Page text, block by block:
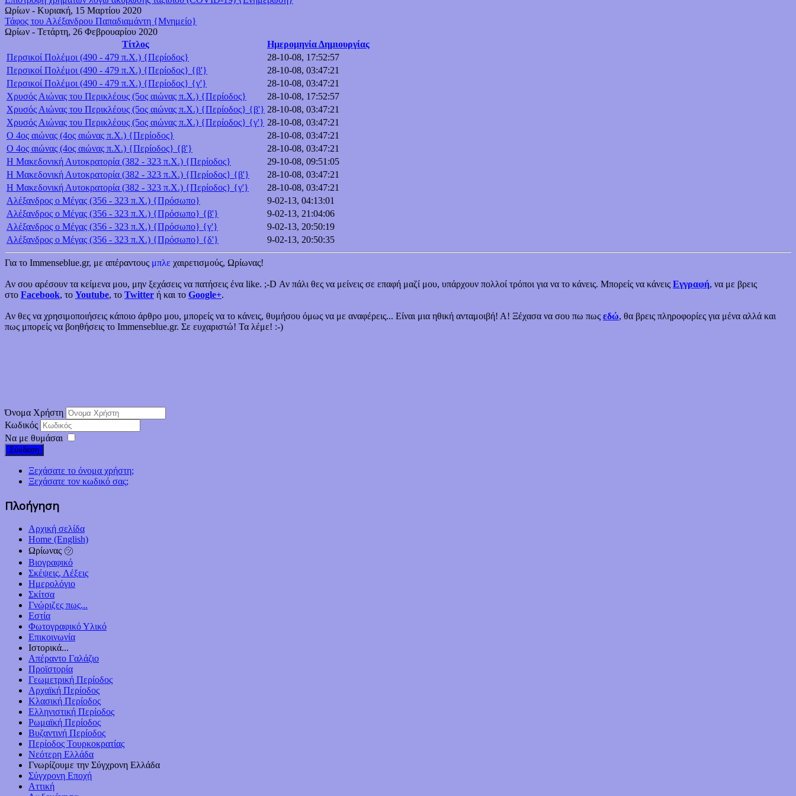
Ωρίων - Κυριακή, 15 Μαρτίου 2020
Τάφος του Αλέξανδρου Παπαδιαμάντη {Μνημείο}
Ωρίων - Τετάρτη, 26 Φεβρουαρίου 2020
Τίτλος
Ημερομηνία Δημιουργίας
Περσικοί Πολέμοι (490 - 479 π.Χ.) {Περίοδος}
28-10-08, 17:52:57
Περσικοί Πολέμοι (490 - 479 π.Χ.) {Περίοδος} {β'}
28-10-08, 03:47:21
Περσικοί Πολέμοι (490 - 479 π.Χ.) {Περίοδος} {γ'}
28-10-08, 03:47:21
Χρυσός Αιώνας του Περικλέους (5ος αιώνας π.Χ.) {Περίοδος}
28-10-08, 17:52:57
Χρυσός Αιώνας του Περικλέους (5ος αιώνας π.Χ.) {Περίοδος} {β'} 28-10-08, 03:47:21
Χρυσός Αιώνας του Περικλέους (5ος αιώνας π.Χ.) {Περίοδος} {γ'} 28-10-08, 03:47:21
Ο 4ος αιώνας (4ος αιώνας π.Χ.) {Περίοδος}
28-10-08, 03:47:21
Ο 4ος αιώνας (4ος αιώνας π.Χ.) {Περίοδος} {β'}
28-10-08, 03:47:21
Η Μακεδονική Αυτοκρατορία (382 - 323 π.Χ.) {Περίοδος}
29-10-08, 09:51:05
Η Μακεδονική Αυτοκρατορία (382 - 323 π.Χ.) {Περίοδος} {β'}
28-10-08, 03:47:21
Η Μακεδονική Αυτοκρατορία (382 - 323 π.Χ.) {Περίοδος} {γ'}
28-10-08, 03:47:21
Αλέξανδρος ο Μέγας (356 - 323 π.Χ.) {Πρόσωπο}
9-02-13, 04:13:01
Αλέξανδρος ο Μέγας (356 - 323 π.Χ.) {Πρόσωπο} {β'}
9-02-13, 21:04:06
Αλέξανδρος ο Μέγας (356 - 323 π.Χ.) {Πρόσωπο} {γ'}
9-02-13, 20:50:19
Αλέξανδρος ο Μέγας (356 - 323 π.Χ.) {Πρόσωπο} {δ'}
9-02-13, 20:50:35
Για το Immenseblue.gr, με απέραντους μπλε χαιρετισμούς, Ωρίωνας!
Αν σου αρέσουν τα κείμενα μου, μην ξεχάσεις να πατήσεις ένα like. ;-D Αν πάλι θες να μείνεις σε επαφή μαζί μου, υπάρχουν πολλοί τρόποι για να το κάνεις. Μπορείς να κάνεις Εγγραφή, να με βρεις
στο Facebook, το Youtube, το Twitter ή και το Google+.
Αν θες να χρησιμοποιήσεις κάποιο άρθρο μου, μπορείς να το κάνεις, θυμήσου όμως να με αναφέρεις... Είναι μια ηθική ανταμοιβή! Α! Ξέχασα να σου πω πως εδώ, θα βρεις πληροφορίες για μένα αλλά και
πως μπορείς να βοηθήσεις το Immenseblue.gr. Σε ευχαριστώ! Τα λέμε! :-)
Όνομα Χρήστη
Κωδικός
Να με θυμάσαι
Σύνδεση
Ξεχάσατε το όνομα χρήστη;
Ξεχάσατε τον κωδικό σας;
Πλοήγηση
Αρχική σελίδα
Home (English)
Ωρίωνας ㋡
Βιογραφικό
Σκέψεις, Λέξεις
Ημερολόγιο
Σκίτσα
Γνώριζες πως...
Εστία
Φωτογραφικό Υλικό
Επικοινωνία
Ιστορικά...
Απέραντο Γαλάζιο
Προϊστορία
Γεωμετρική Περίοδος
Αρχαϊκή Περίοδος
Κλασική Περίοδος
Ελληνιστική Περίοδος
Ρωμαϊκή Περίοδος
Βυζαντινή Περίοδος
Περίοδος Τουρκοκρατίας
Νεότερη Ελλάδα
Γνωρίζουμε την Σύγχρονη Ελλάδα
Σύγχρονη Εποχή
Αττική